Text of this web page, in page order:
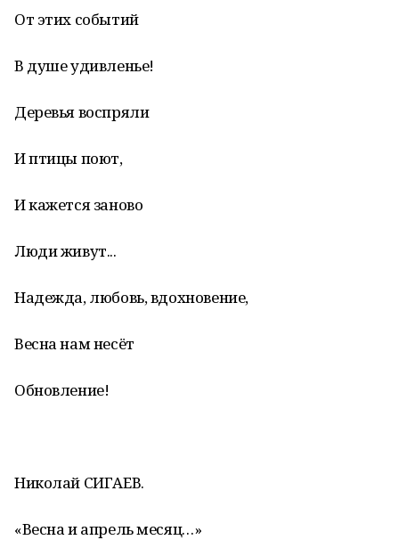
От этих событий
В душе удивленье!
Деревья воспряли
И птицы поют,
И кажется заново
Люди живут...
Надежда, любовь, вдохновение,
Весна нам несёт
Обновление!
Николай СИГАЕВ.
«Весна и апрель месяц…»